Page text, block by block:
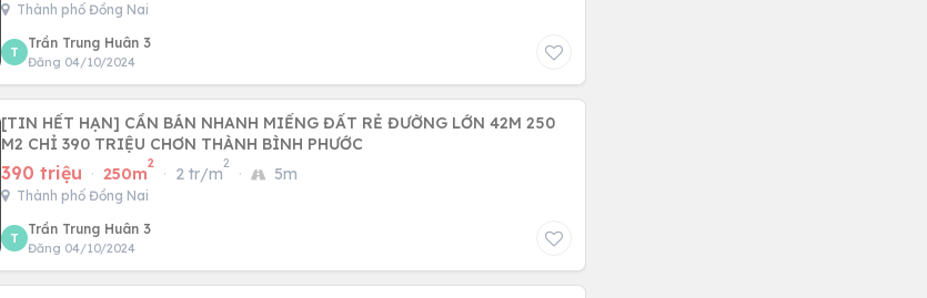
Thành phố Đồng Nai
T
Trần Trung Huân 3
Đăng 04/10/2024
[TIN HẾT HẠN] CẦN BÁN NHANH MIẾNG ĐẤT RẺ ĐƯỜNG LỚN 42M 250
M2 CHỈ 390 TRIỆU CHƠN THÀNH BÌNH PHƯỚC
390 triệu · 250m
2
· 2 tr/m
2
· 5m
Thành phố Đồng Nai
T
Trần Trung Huân 3
Đăng 04/10/2024